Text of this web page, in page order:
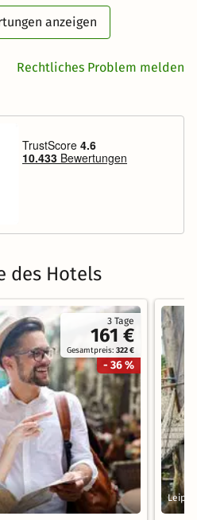
anzeigen
Rechtliches Problem melden
des Hotels
3 Tage
161 €
Gesamtpreis:322 €
- 36 %